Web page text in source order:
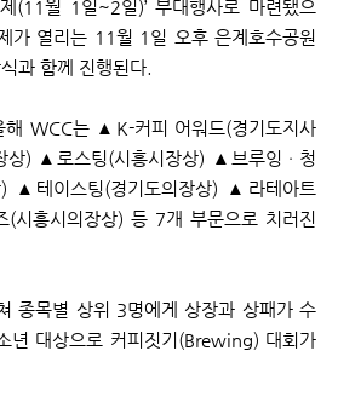
(11월 1 일~2일)’ 부대행사로 마련됐으
가 열리는 11월 1 일 오후 은계호수공원
과 함께 진행된다
해 WCC는 ▲ K-커피 어워드(경기도지사
상) ▲로스팅(시흥시장상) ▲브루잉ㆍ청
) ▲테이스팅(경기도의장상)
▲라테아트
(시흥시의장상) 등 7개 부문으로 치러진
종목별 상위 3명에게 상장과 상패가 수
년 대상으로 커피짓기 (Brewing) 대회가